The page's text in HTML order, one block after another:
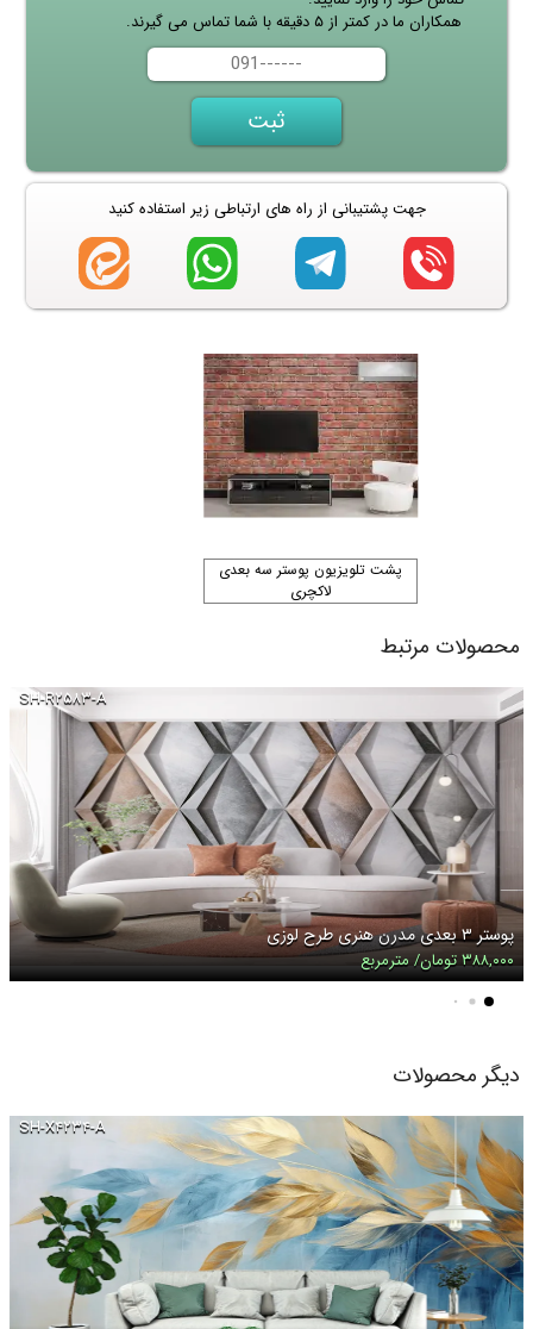
همکاران ما در کمتر از ۵ دقیقه با شما تماس می گیرند.
جهت پشتیبانی از راه های ارتباطی زیر استفاده کنید
پشت تلویزیون پوستر سه بعدی
لاکچری
محصولات مرتبط
SH-R۲۵۸۳-A
پوستر ۳ بعدی مدرن هنری طرح لوزی
۳۸۸,۰۰۰ تومان/ مترمربع
دیگر محصولات
SH-X۴۲۳۴-A